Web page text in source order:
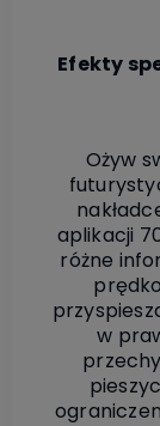
Efekty
Ożyw
aplikacji
różne
w